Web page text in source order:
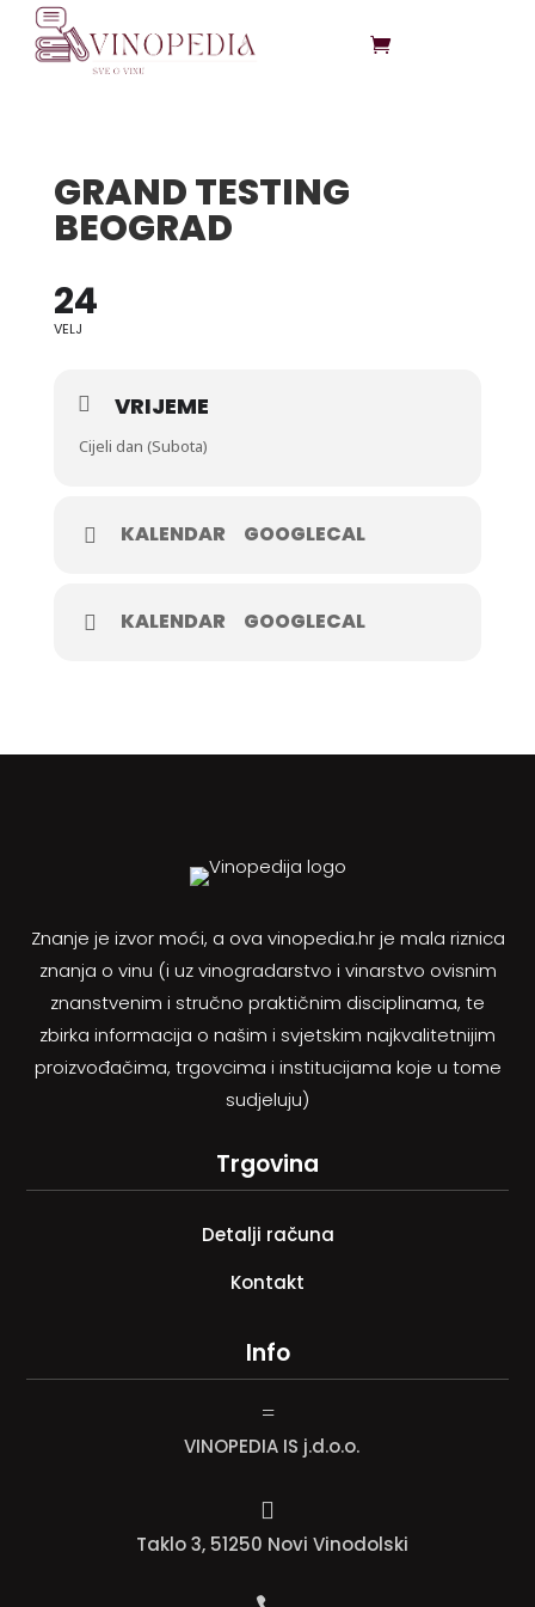
GRAND TESTING
BEOGRAD
24
VELJ
VRIJEME
Cijeli dan (Subota)
KALENDAR GOOGLECAL
KALENDAR GOOGLECAL
Znanje je izvor moći, a ova vinopedia.hr je mala riznica
znanja o vinu (i uz vinogradarstvo i vinarstvo ovisnim
znanstvenim i stručno praktičnim disciplinama, te
zbirka informacija o našim i svjetskim najkvalitetnijim
proizvođačima, trgovcima i institucijama koje u tome
sudjeluju)
Trgovina
Detalji računa
Kontakt
Info
=
VINOPEDIA IS j.d.o.o.

Taklo 3, 51250 Novi Vinodolski